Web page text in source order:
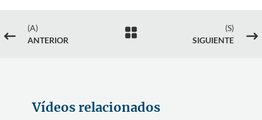
#
(A)
ANTERIOR

(S)
SIGUIENTE
$
Vídeos relacionados